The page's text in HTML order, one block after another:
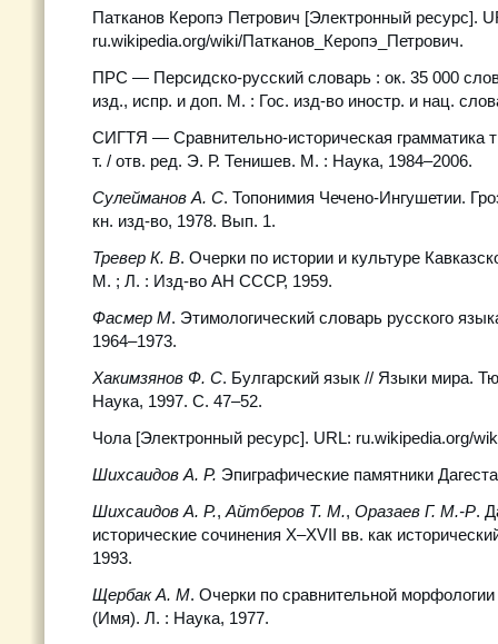
Патканов Керопэ Петрович [Электронный ресурс].
ru.wikipedia.org/wiki/Патканов_Керопэ_Петрович.
ПРС — Персидско-русский словарь : ок. 35 000
изд., испр. и доп. М. : Гос. изд-во иностр. и нац.
СИГТЯ — Сравнительно-историческая грамматика
т. / отв. ред. Э. Р. Тенишев. М. : Наука, 1984–2006.
Сулейманов А. С. Топонимия Чечено-Ингушетии.
кн. изд-во, 1978. Вып. 1.
Тревер К. В. Очерки по истории и культуре
М. ; Л. : Изд-во АН СССР, 1959.
Фасмер М. Этимологический словарь русского
1964–1973.
Хакимзянов Ф. С. Булгарский язык // Языки мира.
Наука, 1997. С. 47–52.
Чола [Электронный ресурс]. URL: ru.wikipedia.org/
Шихсаидов А. Р. Эпиграфические памятники
Шихсаидов А. Р., Айтберов Т. М., Оразаев Г. М.-Р.
исторические сочинения X–XVII вв. как
1993.
Щербак А. М. Очерки по сравнительной
(Имя). Л. : Наука, 1977.